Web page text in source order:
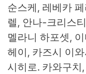
순스케, 레베카
렐, 안나-크리스
멜라니 하포셋,
헤이, 카즈시 이
시히로. 카와구치